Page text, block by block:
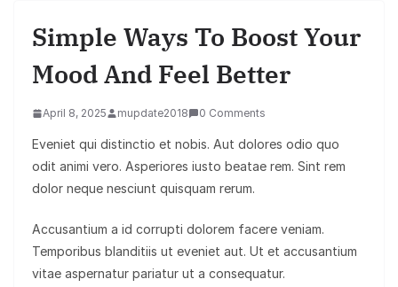
Simple Ways To Boost Your
Mood And Feel Better
April 8, 2025 mupdate2018 0 Comments
Eveniet qui distinctio et nobis. Aut dolores odio quo
odit animi vero. Asperiores iusto beatae rem. Sint rem
dolor neque nesciunt quisquam rerum.
Accusantium a id corrupti dolorem facere veniam.
Temporibus blanditiis ut eveniet aut. Ut et accusantium
vitae aspernatur pariatur ut a consequatur.